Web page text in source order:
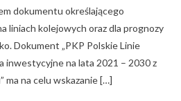
dokumentu określającego
liniach kolejowych oraz dla prognozy
Dokument „PKP Polskie Linie
inwestycyjne na lata 2021 – 2030 z
ma na celu wskazanie […]